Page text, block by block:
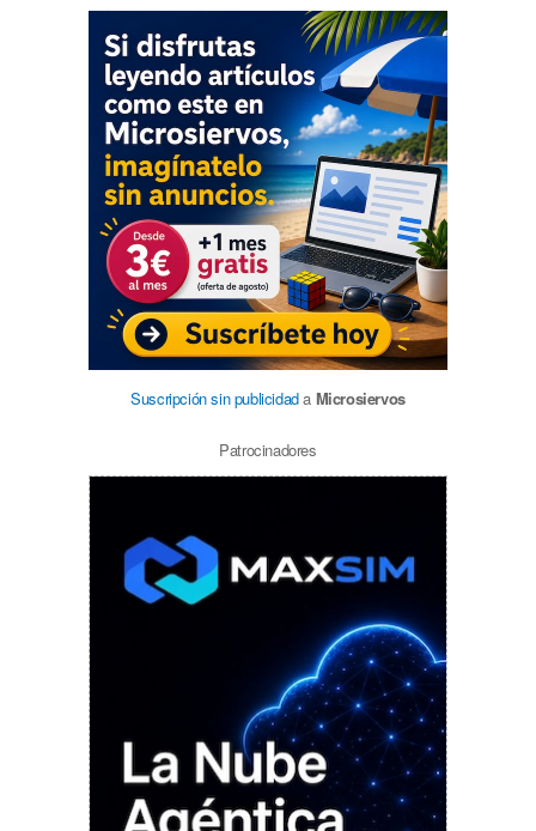
Suscripción sin publicidada Microsiervos
Patrocinadores